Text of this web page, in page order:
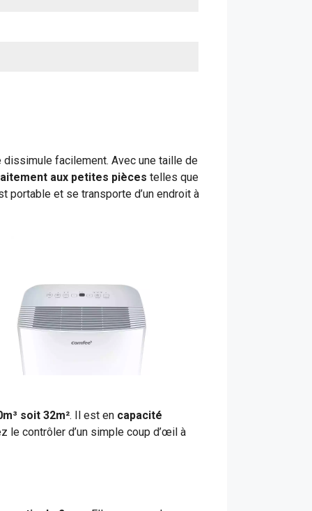
dissimule facilement. Avec une taille de
aux petites pièces telles que
portable et se transporte d’un endroit à
soit 32m². Il est en capacité
le contrôler d’un simple coup d’œil à